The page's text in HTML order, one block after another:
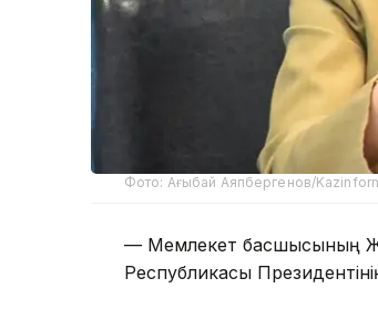
Фото: Ағыбай Аяпбергенов/
— Мемлекет басшысының
Республикасы